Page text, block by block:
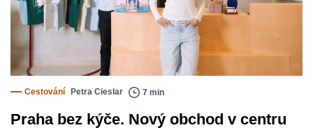
Cestování Petra Cieslar 7 min
Praha bez kýče. Nový obchod v centru